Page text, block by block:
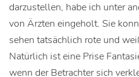
darzustellen, habe ich unter
von Ärzten eingeholt. Sie
sehen tatsächlich rote und
Natürlich ist eine Prise
wenn der Betrachter sich